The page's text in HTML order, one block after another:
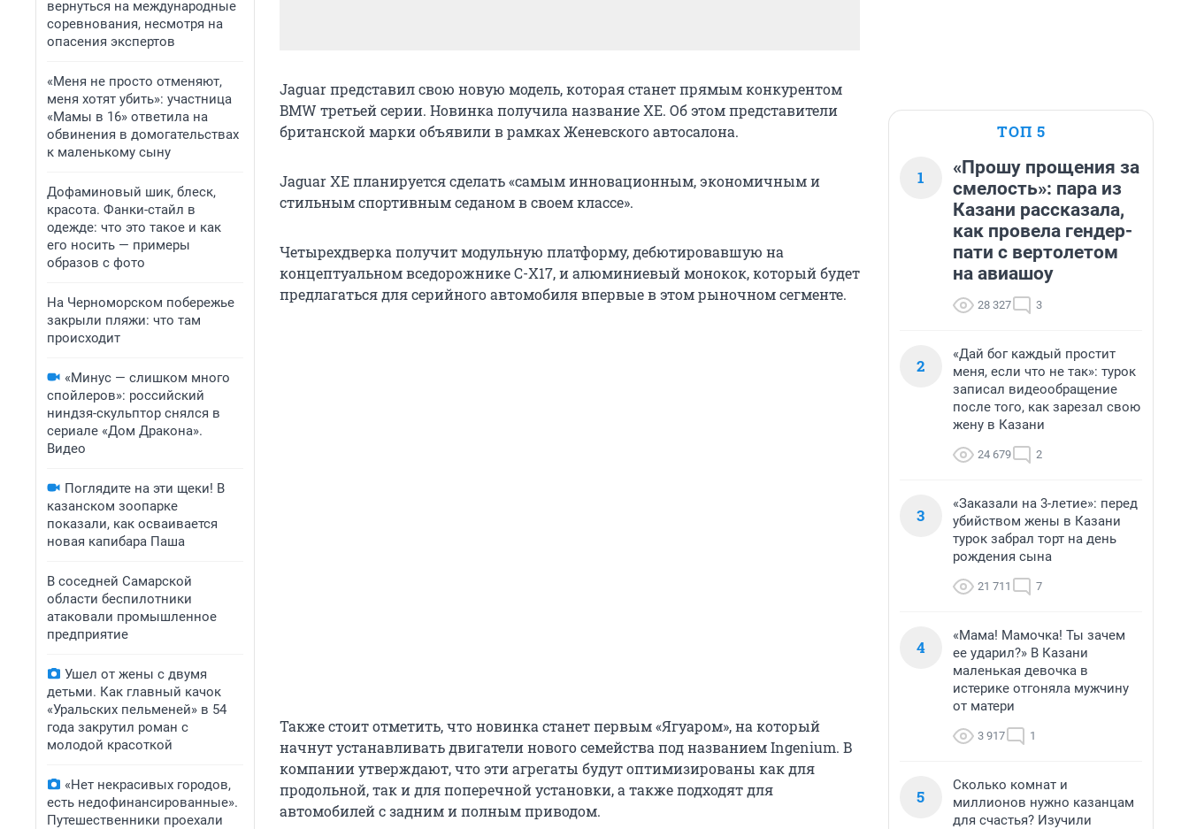
вернуться на международные
соревнования, несмотря на
опасения экспертов
«Меня не просто отменяют,
меня хотят убить»: участница
«Мамы в 16» ответила на
обвинения в домогательствах
к маленькому сыну
Дофаминовый шик, блеск,
красота. Фанки-стайл в
одежде: что это такое и как
его носить — примеры
образов с фото
На Черноморском побережье
закрыли пляжи: что там
происходит
«Минус — слишком много
спойлеров»: российский
ниндзя-скульптор снялся в
сериале «Дом Дракона».
Видео
Поглядите на эти щеки! В
казанском зоопарке
показали, как осваивается
новая капибара Паша
В соседней Самарской
области беспилотники
атаковали промышленное
предприятие
Ушел от жены с двумя
детьми. Как главный качок
«Уральских пельменей» в 54
года закрутил роман с
молодой красоткой
«Нет некрасивых городов,
есть недофинансированные».
Путешественники проехали
Jaguar представил свою новую модель, которая станет прямым конкурентом
BMW третьей серии. Новинка получила название XE. Об этом представители
британской марки объявили в рамках Женевского автосалона.
Jaguar XE планируется сделать «самым инновационным, экономичным и
стильным спортивным седаном в своем классе».
Четырехдверка получит модульную платформу, дебютировавшую на
концептуальном вседорожнике C-X17, и алюминиевый монокок, который будет
предлагаться для серийного автомобиля впервые в этом рыночном сегменте.
Также стоит отметить, что новинка станет первым «Ягуаром», на который
начнут устанавливать двигатели нового семейства под названием Ingenium. В
компании утверждают, что эти агрегаты будут оптимизированы как для
продольной, так и для поперечной установки, а также подходят для
автомобилей с задним и полным приводом.
ТОП 5
1
«Прошу прощения за
смелость»: пара из
Казани рассказала,
как провела гендер-
пати с вертолетом
на авиашоу
28 327 3
2
«Дай бог каждый простит
меня, если что не так»: турок
записал видеообращение
после того, как зарезал свою
жену в Казани
24 679 2
3
«Заказали на 3-летие»: перед
убийством жены в Казани
турок забрал торт на день
рождения сына
21 711 7
4
«Мама! Мамочка! Ты зачем
ее ударил?» В Казани
маленькая девочка в
истерике отгоняла мужчину
от матери
3 917 1
5
Сколько комнат и
миллионов нужно казанцам
для счастья? Изучили